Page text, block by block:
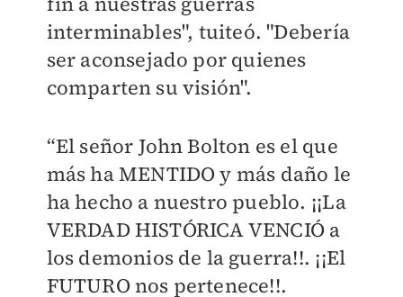
interminables", tuiteó. "Debería
ser aconsejado por quienes
comparten su visión".
“El señor John Bolton es el que
más ha MENTIDO y más daño le
ha hecho a nuestro pueblo. ¡¡La
VERDAD HISTÓRICA VENCIÓ a
los demonios de la guerra!!. ¡¡El
FUTURO nos pertenece!!.